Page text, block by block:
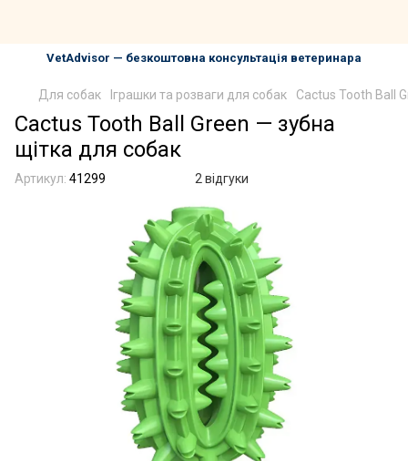
VetAdvisor — безкоштовна консультація ветеринара
Для собак Іграшки та розваги для собак Cactus Tooth Ball
Cactus Tooth Ball Green — зубна
щітка для собак
Артикул: 41299 2 відгуки